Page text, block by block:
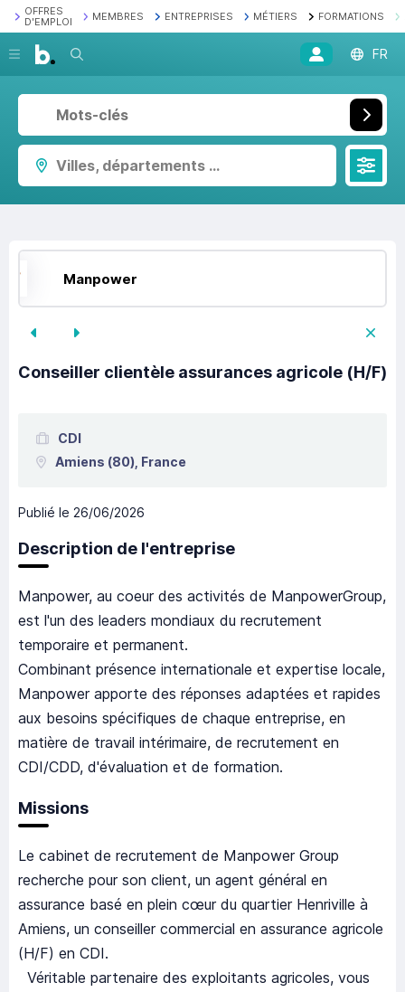
OFFRES
D'EMPLOI
MEMBRES ENTREPRISES MÉTIERS FORMATIONS
Recherche FR
Villes, départements ...
Manpower
Conseiller clientèle assurances agricole (H/F)
CDI
Amiens (80), France
Publié le 26/06/2026
Description de l'entreprise
Manpower, au coeur des activités de ManpowerGroup,
est l'un des leaders mondiaux du recrutement
temporaire et permanent.
Combinant présence internationale et expertise locale,
Manpower apporte des réponses adaptées et rapides
aux besoins spécifiques de chaque entreprise, en
matière de travail intérimaire, de recrutement en
CDI/CDD, d'évaluation et de formation.
Missions
Le cabinet de recrutement de Manpower Group
recherche pour son client, un agent général en
assurance basé en plein cœur du quartier Henriville à
Amiens, un conseiller commercial en assurance agricole
(H/F) en CDI.
Véritable partenaire des exploitants agricoles, vous